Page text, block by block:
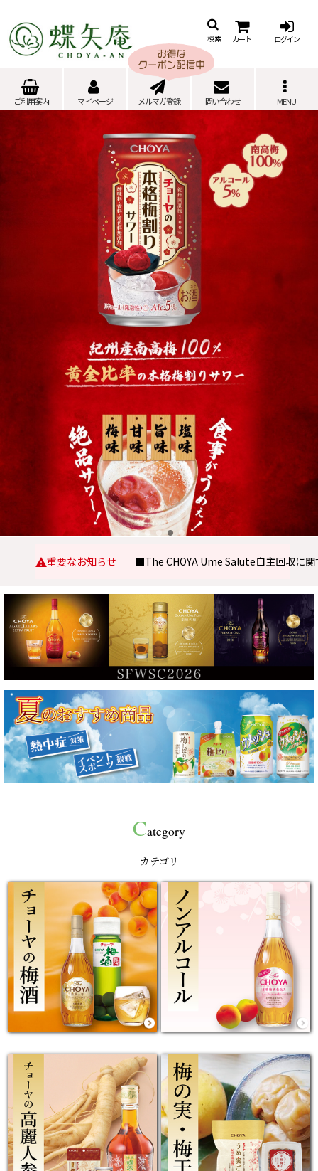
検索 カート ログイン
ご利用案内 マイページ メルマガ登録 問い合わせ MENU
重要なお知らせ ■The CHOYA Ume Salute自主回収に
Category
カテゴリ